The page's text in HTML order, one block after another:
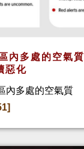
內多處的空氣質
惡化
內多處的空氣質